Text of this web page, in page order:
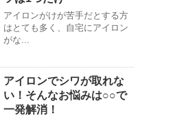
アイロンがけが苦手だとする方
はとても多く、自宅にアイロン
がな...
アイロンでシワが取れな
い！そんなお悩みは○○で
一発解消！